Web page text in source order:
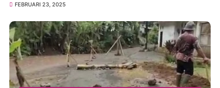
FEBRUARI 23, 2025